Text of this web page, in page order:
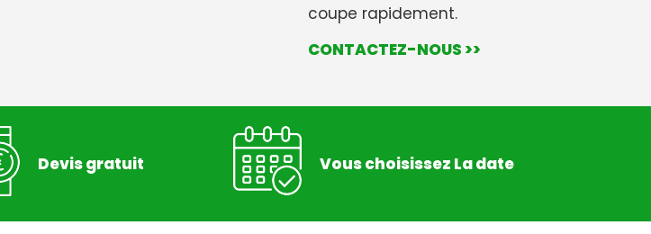
coupe rapidement.
CONTACTEZ-NOUS >>
Devis gratuit Vous choisissez La date